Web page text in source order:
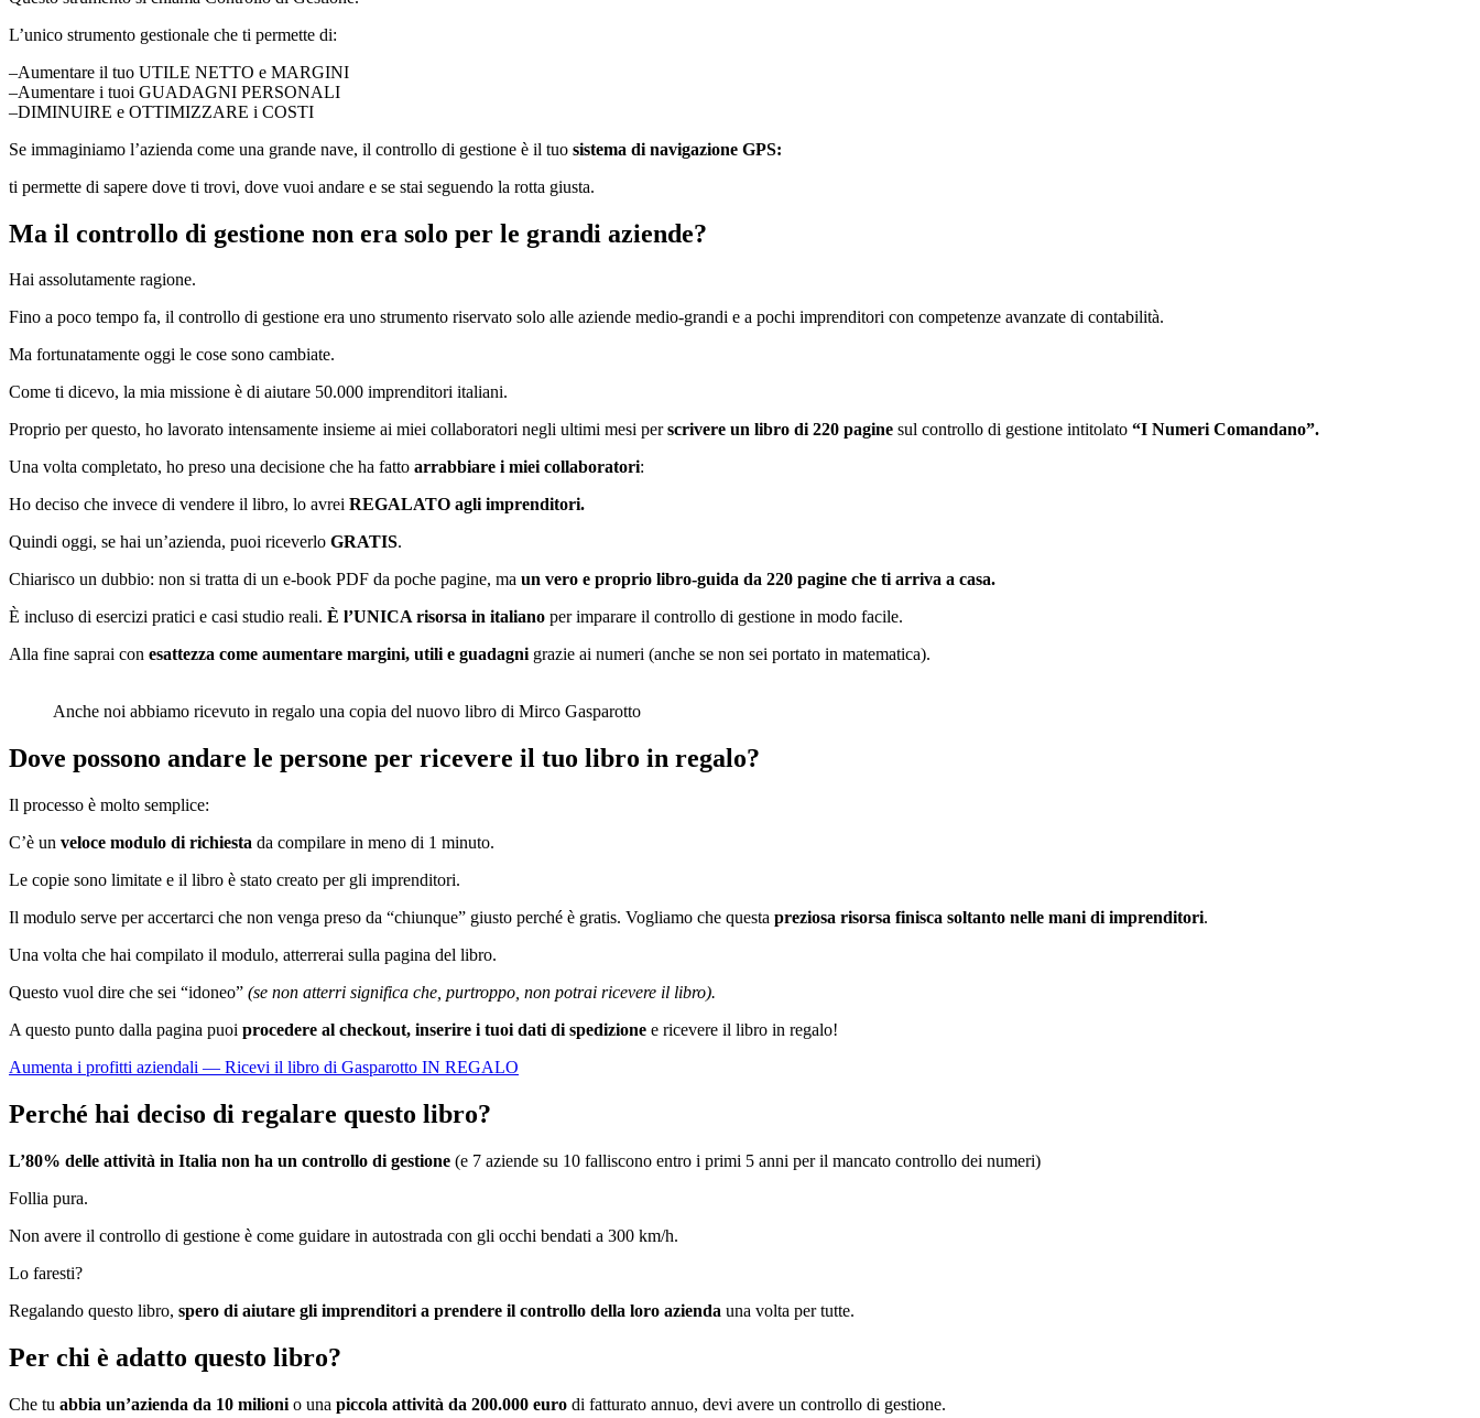
L’unico strumento gestionale che ti permette di:
–Aumentare il tuo UTILE NETTO e MARGINI
–Aumentare i tuoi GUADAGNI PERSONALI
–DIMINUIRE e OTTIMIZZARE i COSTI
Se immaginiamo l’azienda come una grande nave, il controllo di gestione è il tuo sistema di navigazione GPS:
ti permette di sapere dove ti trovi, dove vuoi andare e se stai seguendo la rotta giusta.
Ma il controllo di gestione non era solo per le grandi aziende?
Hai assolutamente ragione.
Fino a poco tempo fa, il controllo di gestione era uno strumento riservato solo alle aziende medio-grandi e a pochi imprenditori con competenze avanzate di contabilità.
Ma fortunatamente oggi le cose sono cambiate.
Come ti dicevo, la mia missione è di aiutare 50.000 imprenditori italiani.
Proprio per questo, ho lavorato intensamente insieme ai miei collaboratori negli ultimi mesi perscrivere un libro di 220 pagine sul controllo di gestione intitolato “I Numeri Comandano”.
Una volta completato, ho preso una decisione che ha fatto arrabbiare i miei collaboratori:
Ho deciso che invece di vendere il libro, lo avrei REGALATO agli imprenditori.
Quindi oggi, se hai un’azienda, puoi riceverlo GRATIS.
Chiarisco un dubbio: non si tratta di un e-book PDF da poche pagine, ma un vero e proprio libro-guida da 220 pagine che ti arriva a casa.
È incluso di esercizi pratici e casi studio reali. È l’UNICA risorsa in italiano per imparare il controllo di gestione in modo facile.
Alla fine saprai con esattezza come aumentare margini, utili e guadagnigrazie ai numeri (anche se non sei portato in matematica).
Anche noi abbiamo ricevuto in regalo una copia del nuovo libro di Mirco Gasparotto
Dove possono andare le persone per ricevere il tuo libro in regalo?
Il processo è molto semplice:
C’è un veloce modulo di richiesta da compilare in meno di 1 minuto.
Le copie sono limitate e il libro è stato creato per gli imprenditori.
Il modulo serve per accertarci che non venga preso da “chiunque” giusto perché è gratis. Vogliamo che questa preziosa risorsa finisca soltanto nelle mani di imprenditori.
Una volta che hai compilato il modulo, atterrerai sulla pagina del libro.
Questo vuol dire che sei “idoneo” (se non atterri significa che, purtroppo, non potrai ricevere il libro).
A questo punto dalla pagina puoi procedere al checkout, inserire i tuoi dati di spedizione e ricevere il libro in regalo!
Aumenta i profitti aziendali — Ricevi il libro di Gasparotto IN REGALO
Perché hai deciso di regalare questo libro?
L’80% delle attività in Italia non ha un controllo di gestione (e 7 aziende su 10 falliscono entro i primi 5 anni per il mancato controllo dei numeri)
Follia pura.
Non avere il controllo di gestione è come guidare in autostrada con gli occhi bendati a 300 km/h.
Lo faresti?
Regalando questo libro, spero di aiutare gli imprenditori a prendere il controllo della loro azienda una volta per tutte.
Per chi è adatto questo libro?
Che tu abbia un’azienda da 10 milioni o una piccola attività da 200.000 euro di fatturato annuo, devi avere un controllo di gestione.